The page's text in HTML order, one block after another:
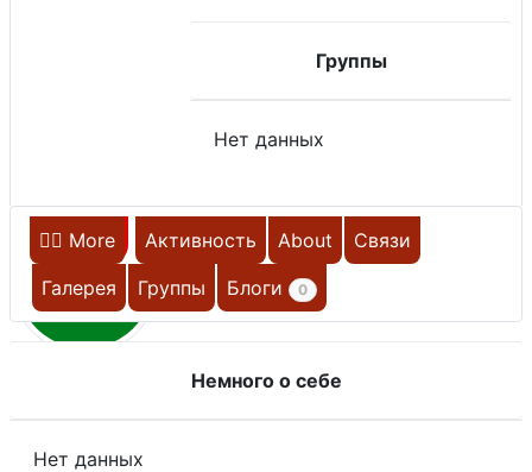
Н
Группы
Нет данных
Главная Активность About
Связи
Галерея
Группы Блоги 0
More
Немного о себе
Нет данных